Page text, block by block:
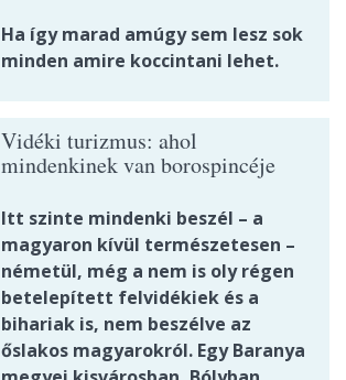
Ha így marad amúgy sem lesz sok
minden amire koccintani lehet.
Vidéki turizmus: ahol
mindenkinek van borospincéje
Itt szinte mindenki beszél – a
magyaron kívül természetesen –
németül, még a nem is oly régen
betelepített felvidékiek és a
bihariak is, nem beszélve az
őslakos magyarokról. Egy Baranya